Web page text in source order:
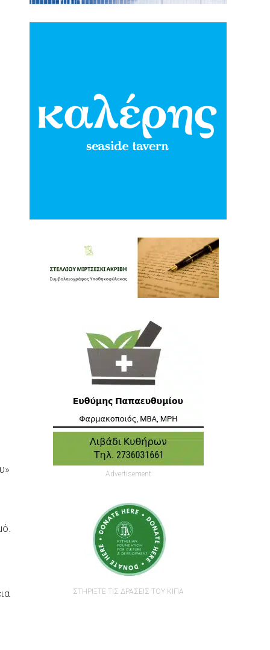
Advertisement
ΣΤΗΡΙΞΤΕ ΤΙΣ ΔΡΑΣΕΙΣ ΤΟΥ ΚΙΠΑ